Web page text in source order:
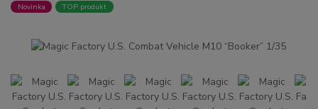
Novinka TOP produkt